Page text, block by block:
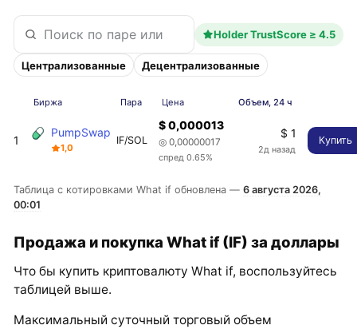
Holder TrustScore ≥ 4.5
Централизованные Децентрализованные
Биржа Пара Цена Объем, 24 ч
1
PumpSwap
1,0
IF/SOL
$ 0,000013
◎ 0,00000017
спред 0.65%
$ 1
2д назад
Купить
Таблица с котировками What if обновлена —6 августа 2026,
00:01
Продажа и покупка What if (IF) за доллары
Что бы купить криптовалюту What if, воспользуйтесь
таблицей выше.
Максимальный суточный торговый объем